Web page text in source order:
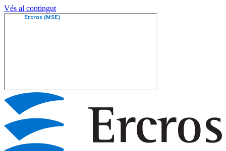
Vés al contingut